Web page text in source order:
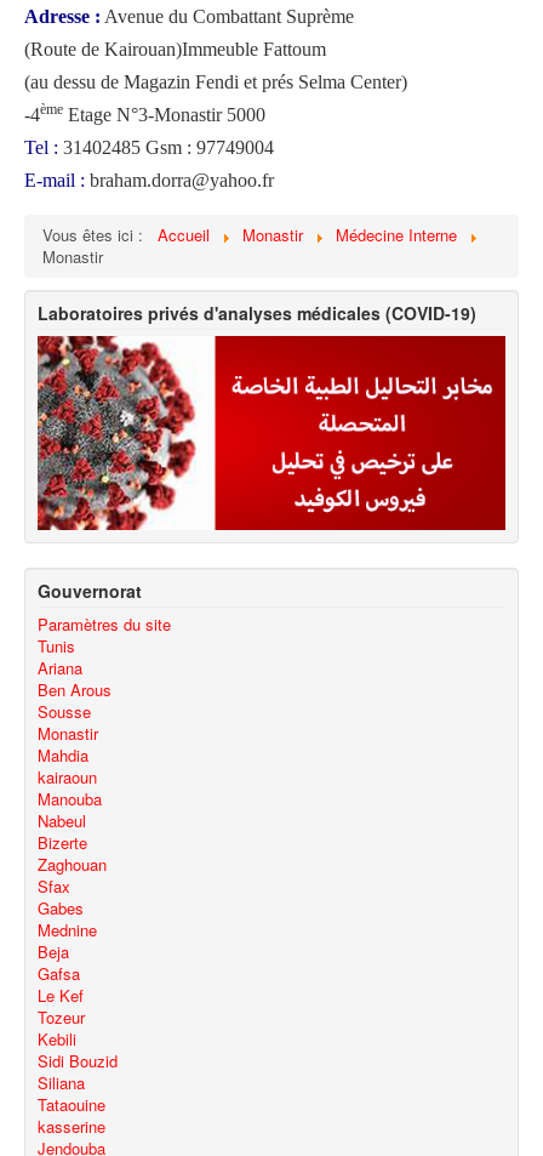
Adresse : Avenue du Combattant Suprème
(Route de Kairouan)Immeuble Fattoum
(au dessu de Magazin Fendi et prés Selma Center)
-4ème Etage N°3-Monastir 5000
Tel : 31402485 Gsm : 97749004
E-mail : braham.dorra@yahoo.fr
Vous êtes ici : Accueil Monastir
Médecine Interne
Monastir
Laboratoires privés d'analyses médicales (COVID-19)
Gouvernorat
Paramètres du site
Tunis
Ariana
Ben Arous
Sousse
Monastir
Mahdia
kairaoun
Manouba
Nabeul
Bizerte
Zaghouan
Sfax
Gabes
Mednine
Beja
Gafsa
Le Kef
Tozeur
Kebili
Sidi Bouzid
Siliana
Tataouine
kasserine
Jendouba